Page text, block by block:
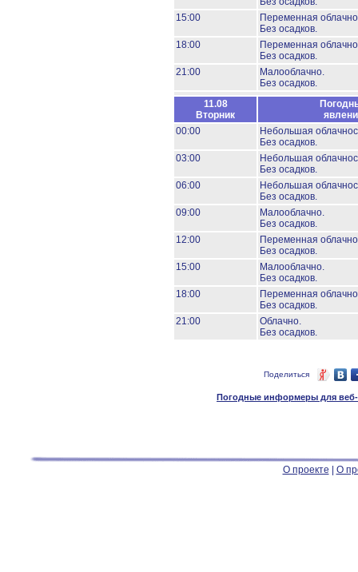
15:00
Переменная
Без осадков.
18:00
Переменная
Без осадков.
21:00
Малооблачно.
Без осадков.
11.08
Вторник
00:00
Небольшая
Без осадков.
03:00
Небольшая
Без осадков.
06:00
Небольшая
Без осадков.
09:00
Малооблачно.
Без осадков.
12:00
Переменная
Без осадков.
15:00
Малооблачно.
Без осадков.
18:00
Переменная
Без осадков.
21:00
Облачно.
Без осадков.
Поделиться
Погодные информеры для веб-
О проекте О